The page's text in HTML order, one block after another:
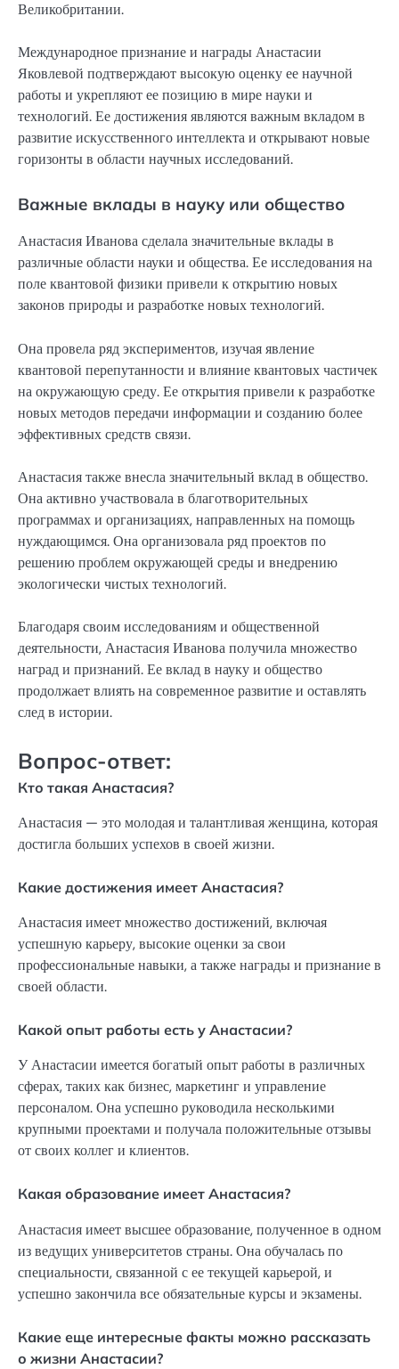
Великобритании.
Международное признание и награды Анастасии
Яковлевой подтверждают высокую оценку ее научной
работы и укрепляют ее позицию в мире науки и
технологий. Ее достижения являются важным вкладом в
развитие искусственного интеллекта и открывают новые
горизонты в области научных исследований.
Важные вклады в науку или общество
Анастасия Иванова сделала значительные вклады в
различные области науки и общества. Ее исследования на
поле квантовой физики привели к открытию новых
законов природы и разработке новых технологий.
Она провела ряд экспериментов, изучая явление
квантовой перепутанности и влияние квантовых частичек
на окружающую среду. Ее открытия привели к разработке
новых методов передачи информации и созданию более
эффективных средств связи.
Анастасия также внесла значительный вклад в общество.
Она активно участвовала в благотворительных
программах и организациях, направленных на помощь
нуждающимся. Она организовала ряд проектов по
решению проблем окружающей среды и внедрению
экологически чистых технологий.
Благодаря своим исследованиям и общественной
деятельности, Анастасия Иванова получила множество
наград и признаний. Ее вклад в науку и общество
продолжает влиять на современное развитие и оставлять
след в истории.
Вопрос-ответ:
Кто такая Анастасия?
Анастасия — это молодая и талантливая женщина, которая
достигла больших успехов в своей жизни.
Какие достижения имеет Анастасия?
Анастасия имеет множество достижений, включая
успешную карьеру, высокие оценки за свои
профессиональные навыки, а также награды и признание в
своей области.
Какой опыт работы есть у Анастасии?
У Анастасии имеется богатый опыт работы в различных
сферах, таких как бизнес, маркетинг и управление
персоналом. Она успешно руководила несколькими
крупными проектами и получала положительные отзывы
от своих коллег и клиентов.
Какая образование имеет Анастасия?
Анастасия имеет высшее образование, полученное в одном
из ведущих университетов страны. Она обучалась по
специальности, связанной с ее текущей карьерой, и
успешно закончила все обязательные курсы и экзамены.
Какие еще интересные факты можно рассказать
о жизни Анастасии?